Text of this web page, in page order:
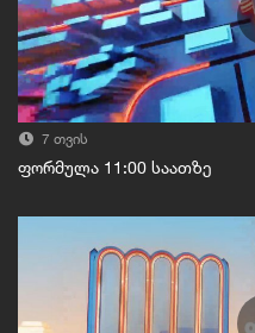
7 თვის
ფორმულა 11:00 საათზე